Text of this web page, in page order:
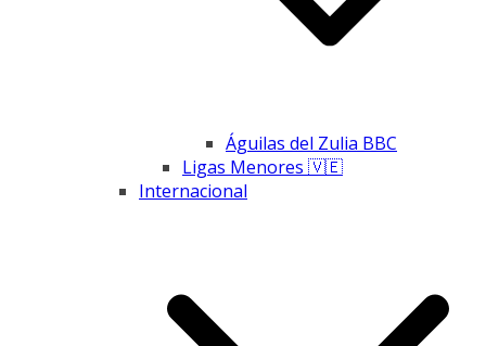
Águilas del Zulia BBC
Ligas Menores 🇻🇪
Internacional